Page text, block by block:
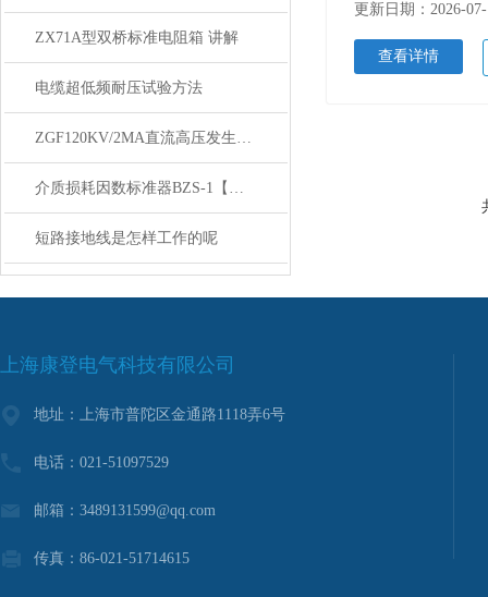
ZX71A型双桥标准电阻箱 讲解
电缆超低频耐压试验方法
ZGF120KV/2MA直流高压发生器怎么测泄露电流
介质损耗因数标准器BZS-1【上海康登电气】技术
短路接地线是怎样工作的呢
更新日期：2026-
查看详情
上海康登电气科技有限公司
地址：上海市普陀区金通路1118弄6号
电话：021-51097529
邮箱：3489131599@qq.com
传真：86-021-51714615